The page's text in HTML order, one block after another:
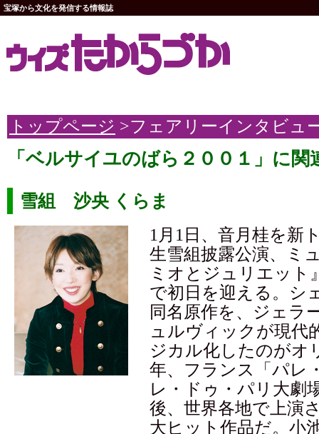
宝塚から文化を発信する情報誌
トップページ >フェアリーインタビュ
「ベルサイユのばら２００１」に関
雪組 沙央 くらま
1月1日、音月桂を新
生雪組披露公演、ミ
ミオとジュリエット
で初日を迎える。シ
同名原作を、ジェラ
ュルヴィックが現代
ジカル化したのがオ
年、フランス「パレ
レ・ドゥ・パリ大劇
後、世界各地で上演
大ヒット作品だ。小